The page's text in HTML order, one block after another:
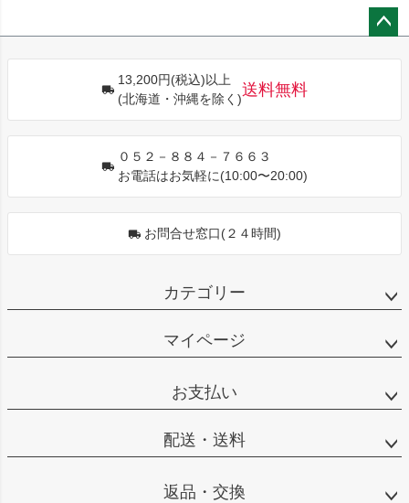
13,200円(税込)以上
(北海道・沖縄を除く)
送料無料
０５２－８８４－７６６３
お電話はお気軽に(10:00〜20:00)
お問合せ窓口(２４時間)
カテゴリー
マイページ
お支払い
配送・送料
返品・交換